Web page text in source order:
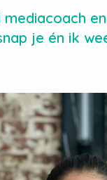
je én ik